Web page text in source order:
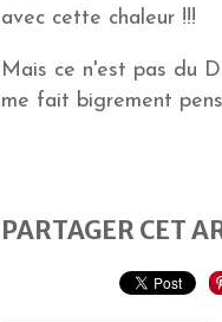
avec cette chaleur !!!
Mais ce n'est pas du
me fait bigrement
PARTAGER CET